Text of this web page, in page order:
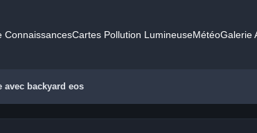
ConnaissancesCartes Pollution LumineuseMétéoGalerie
avec backyard eos